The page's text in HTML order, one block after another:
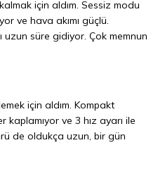
için aldım. Sessiz modu
ve hava akımı güçlü.
uzun süre gidiyor. Çok memnun
için aldım. Kompakt
ve 3 hız ayarı ile
de oldukça uzun, bir gün